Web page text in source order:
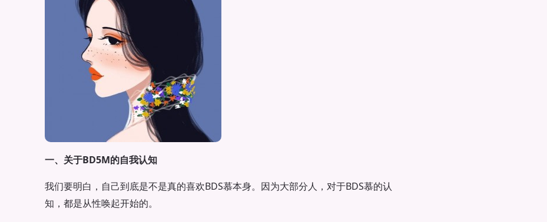
一、关于BD5M的自我认知
我们要明白，自己到底是不是真的喜欢BDS慕本身。因为大部分人，对于BDS慕的认
知，都是从性唤起开始的。